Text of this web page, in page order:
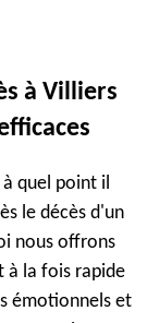
à Villiers
quel point il
le décès d'un
nous offrons
à la fois rapide
émotionnels et